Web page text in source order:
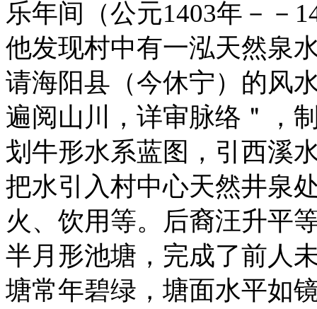
乐年间（公元1403年－－
他发现村中有一泓天然泉
请海阳县（今休宁）的风
遍阅山川，详审脉络＂，
划牛形水系蓝图，引西溪
把水引入村中心天然井泉
火、饮用等。后裔汪升平
半月形池塘，完成了前人
塘常年碧绿，塘面水平如